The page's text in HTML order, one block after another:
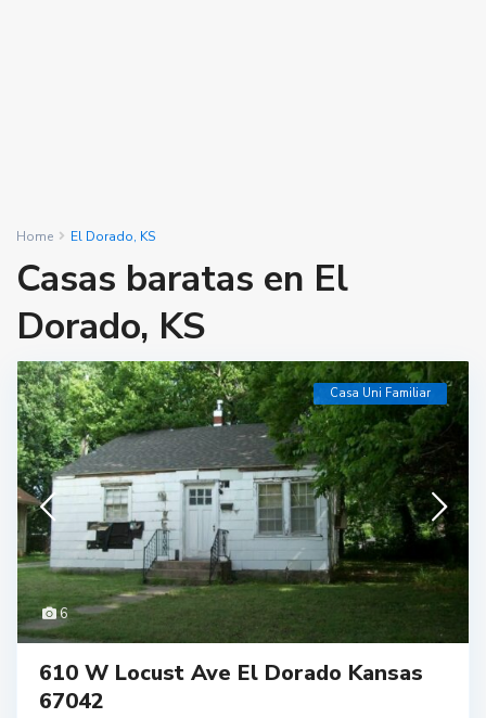
Home El Dorado, KS
Casas baratas en El
Dorado, KS
6
Casa Uni Familiar
610 W Locust Ave El Dorado Kansas
67042